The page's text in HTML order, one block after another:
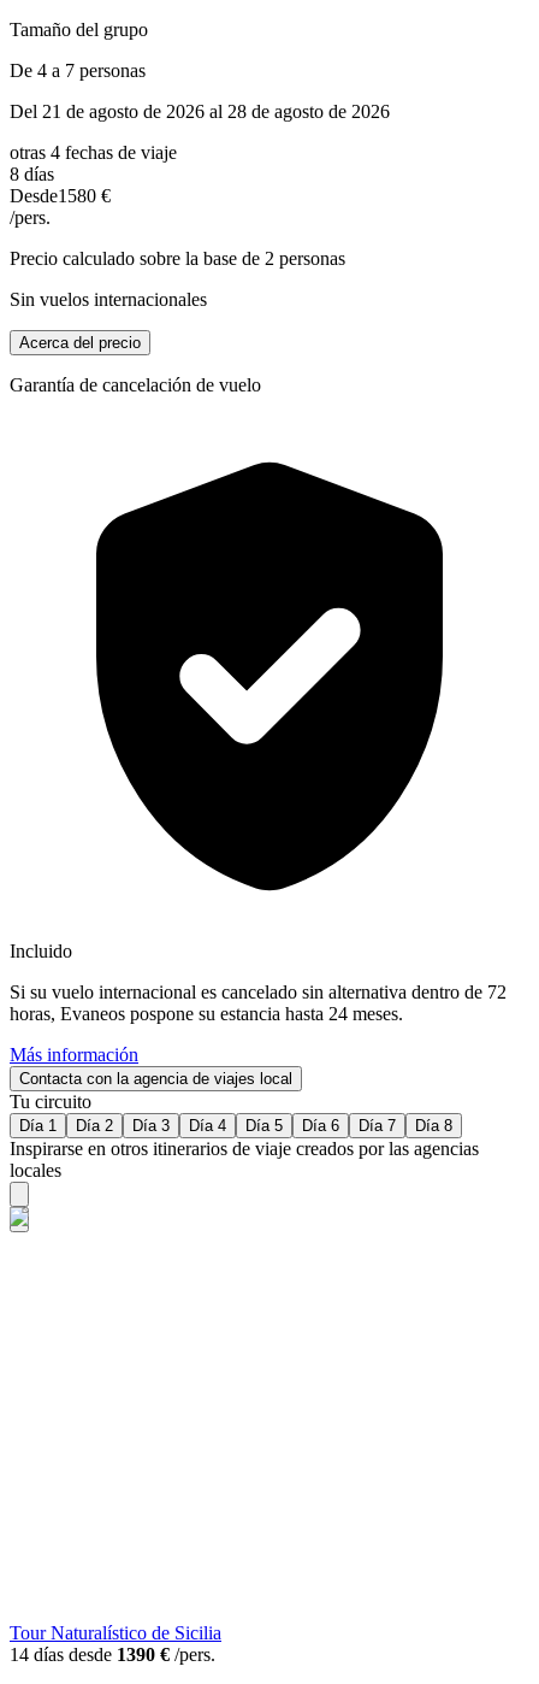
Tamaño del grupo
De 4 a 7 personas
Del 21 de agosto de 2026 al 28 de agosto de 2026
otras 4 fechas de viaje
8 días
Desde1580 €
/pers.
Precio calculado sobre la base de 2 personas
Sin vuelos internacionales
Acerca del precio
Garantía de cancelación de vuelo
Incluido
Si su vuelo internacional es cancelado sin alternativa dentro de 72
horas, Evaneos pospone su estancia hasta 24 meses.
Más información
Contacta con la agencia de viajes local
Tu circuito
Día 1 Día 2 Día 3 Día 4 Día 5 Día 6 Día 7 Día 8
Inspirarse en otros itinerarios de viaje creados por las agencias
locales
Tour Naturalístico de Sicilia
14 días desde 1390 € /pers.